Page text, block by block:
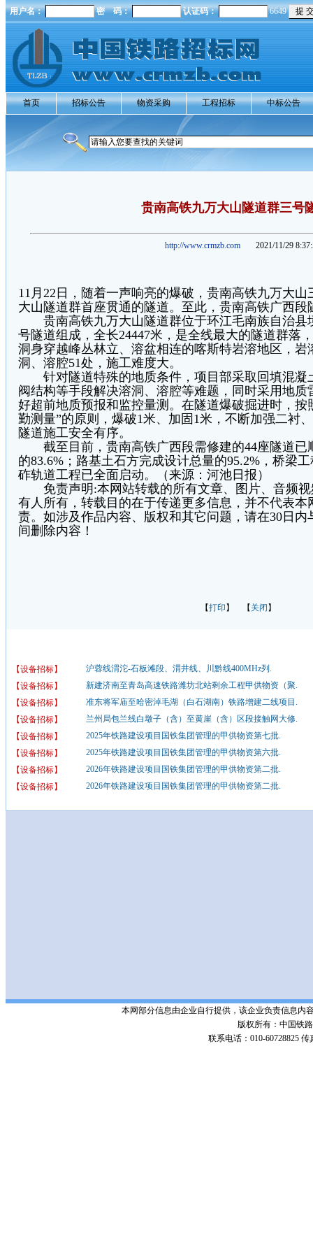
用户名： 密 码： 认证码： 6649
首页 招标公告 物资采购 工程招标 中标公告
贵南高铁九万大山隧道群三号
http://www.crmzb.com 2021/11/29
11月22日，随着一声响亮的爆破，贵南高铁九万大
大山隧道群首座贯通的隧道。至此，贵南高铁广西段
贵南高铁九万大山隧道群位于环江毛南族自治县
号隧道组成，全长24447米，是全线最大的隧道群落
洞身穿越峰丛林立、溶盆相连的喀斯特岩溶地区，
洞、溶腔51处，施工难度大。
针对隧道特殊的地质条件，项目部采取回填混凝
阀结构等手段解决溶洞、溶腔等难题，同时采用地
好超前地质预报和监控量测。在隧道爆破掘进时，按
勤测量”的原则，爆破1米、加固1米，不断加强二衬
隧道施工安全有序。
截至目前，贵南高铁广西段需修建的44座隧道已
的83.6%；路基土石方完成设计总量的95.2%，桥梁
砟轨道工程已全面启动。（来源：河池日报）
免责声明:本网站转载的所有文章、图片、音频视
有人所有，转载目的在于传递更多信息，并不代表
责。如涉及作品内容、版权和其它问题，请在30日
间删除内容！
【打印 】 【 关闭 】
【设备招标】
沪蓉线渭沱-石板滩段、渭井线、川黔线400MHz列.
【设备招标】
新建济南至青岛高速铁路潍坊北站剩余工程甲供物资（聚.
【设备招标】
准东将军庙至哈密淖毛湖（白石湖南）铁路增建二线项目.
【设备招标】
兰州局包兰线白墩子（含）至黄崖（含）区段接触网大修.
【设备招标】
2025年铁路建设项目国铁集团管理的甲供物资第七批.
【设备招标】
2025年铁路建设项目国铁集团管理的甲供物资第六批.
【设备招标】
2026年铁路建设项目国铁集团管理的甲供物资第二批.
【设备招标】
2026年铁路建设项目国铁集团管理的甲供物资第二批.
本网部分信息由企业自行提供，该企业负责信息内
版权所有：中国铁路
联系电话：010-60728825 传